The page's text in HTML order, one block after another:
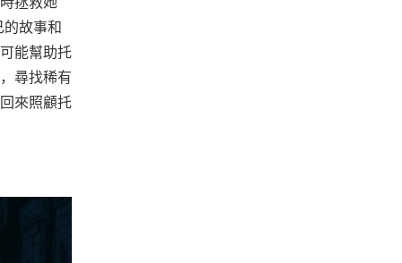
故事和
能幫助托
尋找稀有
來照顧托